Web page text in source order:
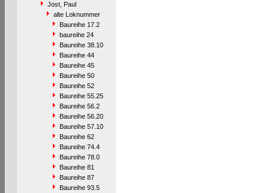
Jost, Paul
alte Loknummer
Baureihe 17.2
baureihe 24
Baureihe 38.10
Baureihe 44
Baureihe 45
Baureihe 50
Baureihe 52
Baureihe 55.25
Baureihe 56.2
Baureihe 56.20
Baureihe 57.10
Baureihe 62
Baureihe 74.4
Baureihe 78.0
Baureihe 81
Baureihe 87
Baureihe 93.5